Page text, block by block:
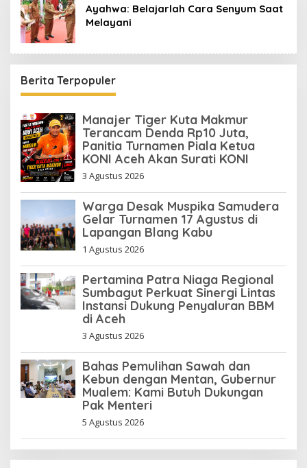
Ayahwa: Belajarlah Cara Senyum Saat
Melayani
Berita Terpopuler
Manajer Tiger Kuta Makmur
Terancam Denda Rp10 Juta,
Panitia Turnamen Piala Ketua
KONI Aceh Akan Surati KONI
3 Agustus 2026
Warga Desak Muspika Samudera
Gelar Turnamen 17 Agustus di
Lapangan Blang Kabu
1 Agustus 2026
Pertamina Patra Niaga Regional
Sumbagut Perkuat Sinergi Lintas
Instansi Dukung Penyaluran BBM
di Aceh
3 Agustus 2026
Bahas Pemulihan Sawah dan
Kebun dengan Mentan, Gubernur
Mualem: Kami Butuh Dukungan
Pak Menteri
5 Agustus 2026